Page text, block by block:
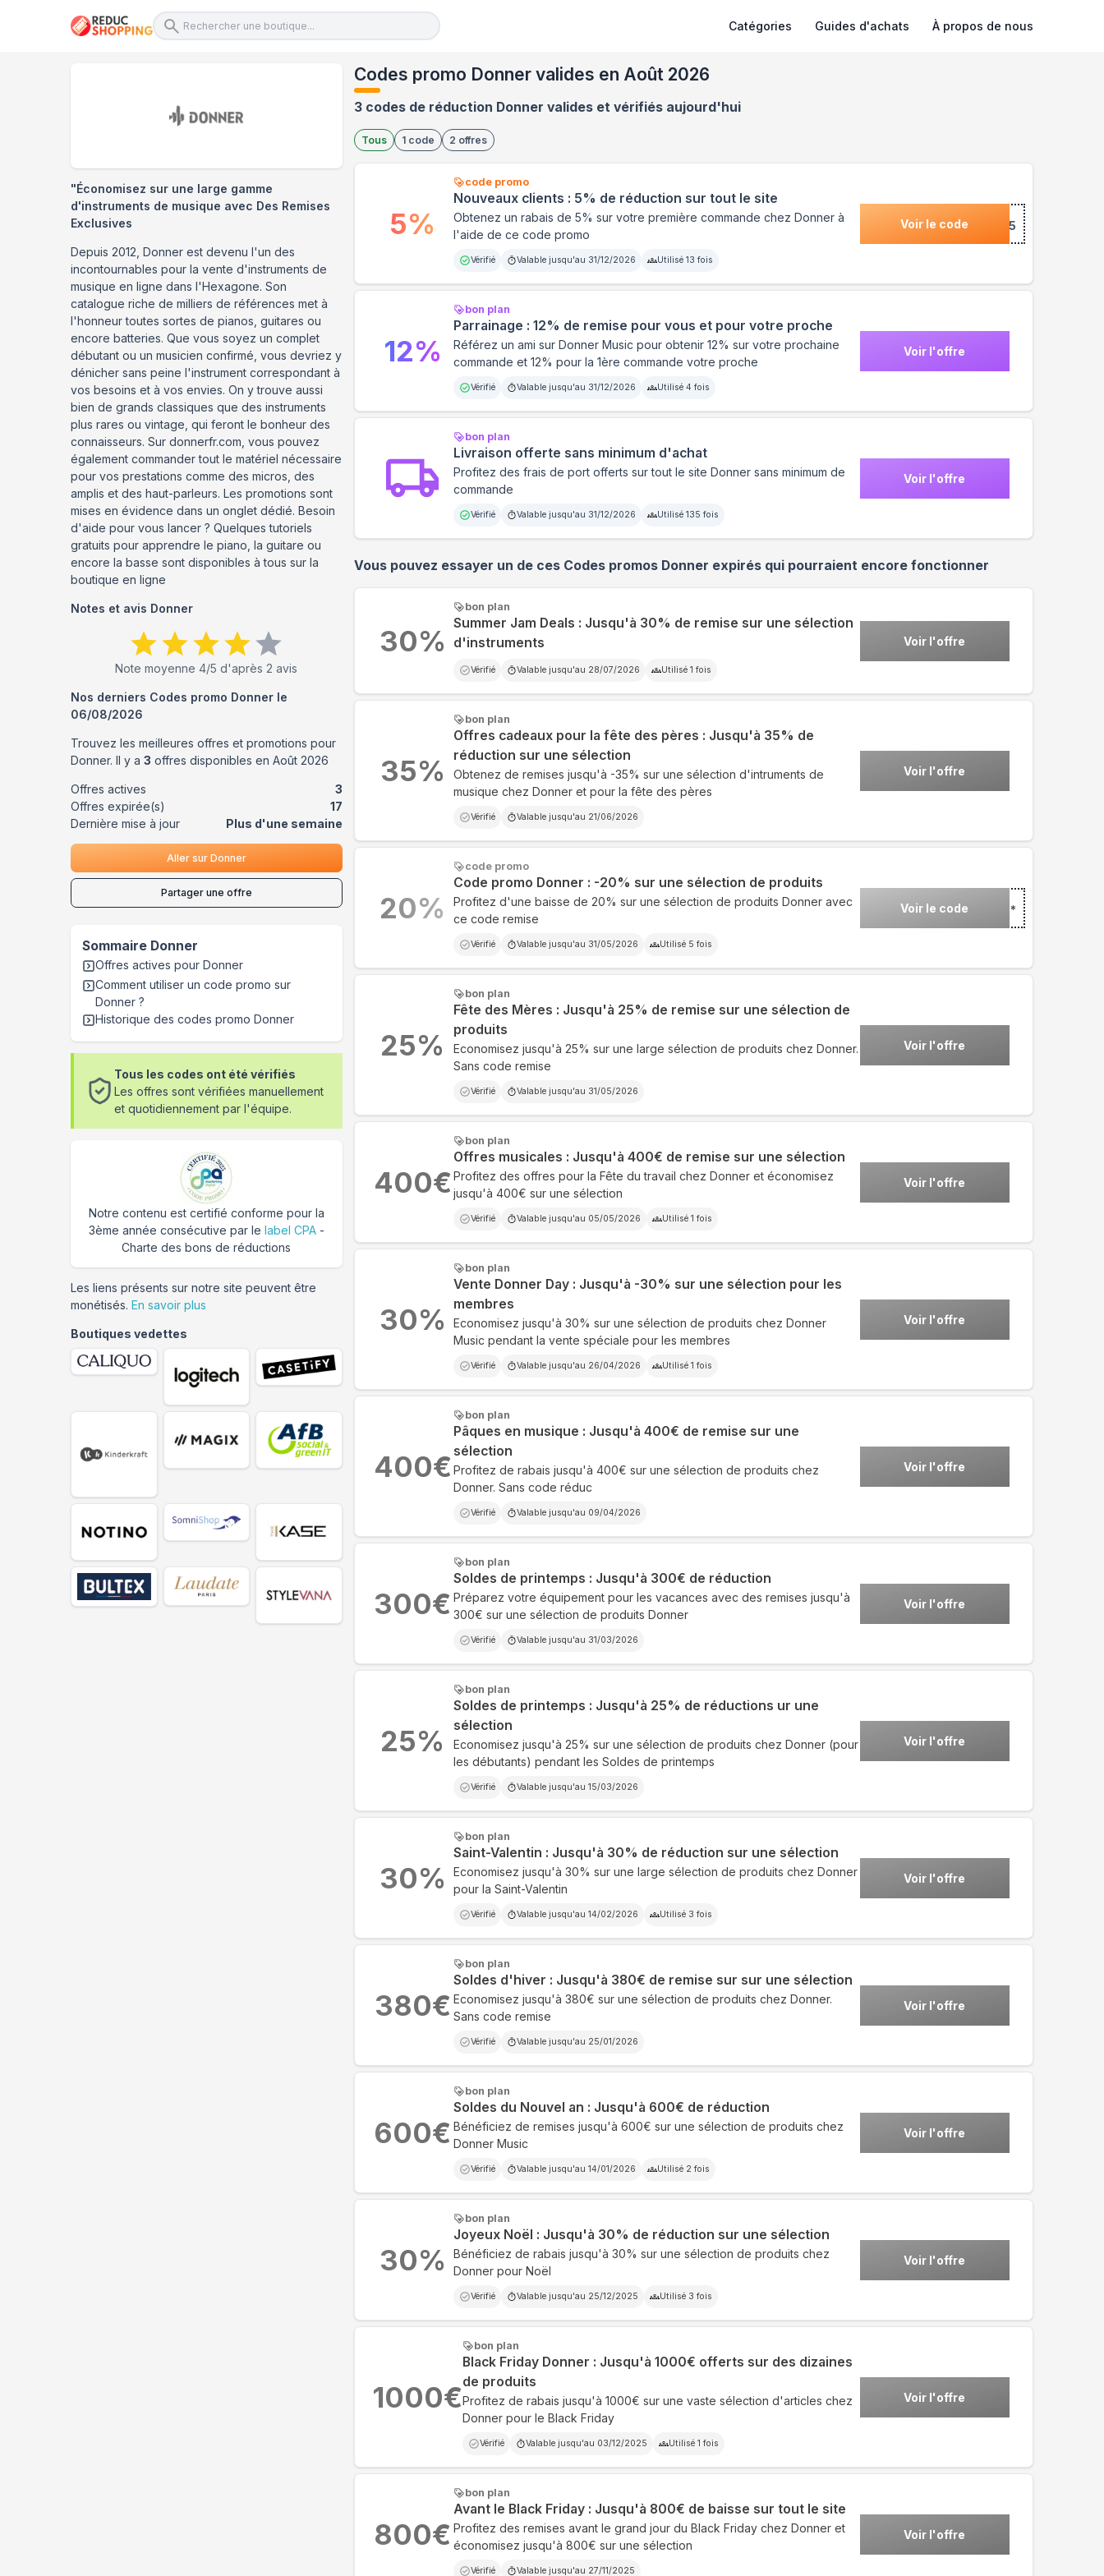
Catégories Guides d'achats À propos de nous
Codes promo Donner valides en Août 2026
3 codes de réduction Donner valides et vérifiés aujourd'hui
Tous 1 code 2 offres
code promo
Nouveaux clients : 5% de réduction sur tout le site
Obtenez un rabais de 5% sur votre première commande chez Donner à
l'aide de ce code promo
Vérifié Valable jusqu'au 31/12/2026 Utilisé 13 fois
Voir le code ***5
5%
bon plan
Parrainage : 12% de remise pour vous et pour votre proche
Référez un ami sur Donner Music pour obtenir 12% sur votre prochaine
commande et 12% pour la 1ère commande votre proche
Vérifié Valable jusqu'au 31/12/2026 Utilisé 4 fois
Voir l'offre
12%
bon plan
Livraison offerte sans minimum d'achat
Profitez des frais de port offerts sur tout le site Donner sans minimum de
commande
Vérifié Valable jusqu'au 31/12/2026 Utilisé 135 fois
Voir l'offre
Vous pouvez essayer un de ces Codes promos Donner expirés qui pourraient encore fonctionner
bon plan
Summer Jam Deals : Jusqu'à 30% de remise sur une sélection
d'instruments
Vérifié Valable jusqu'au 28/07/2026 Utilisé 1 fois
Voir l'offre
30%
bon plan
Offres cadeaux pour la fête des pères : Jusqu'à 35% de
réduction sur une sélection
Obtenez de remises jusqu'à -35% sur une sélection d'intruments de
musique chez Donner et pour la fête des pères
Vérifié Valable jusqu'au 21/06/2026
Voir l'offre
35%
code promo
Code promo Donner : -20% sur une sélection de produits
Profitez d'une baisse de 20% sur une sélection de produits Donner avec
ce code remise
Vérifié Valable jusqu'au 31/05/2026 Utilisé 5 fois
Voir le code ***
20%
bon plan
Fête des Mères : Jusqu'à 25% de remise sur une sélection de
produits
Economisez jusqu'à 25% sur une large sélection de produits chez Donner.
Sans code remise
Vérifié Valable jusqu'au 31/05/2026
Voir l'offre
25%
bon plan
Offres musicales : Jusqu'à 400€ de remise sur une sélection
Profitez des offres pour la Fête du travail chez Donner et économisez
jusqu'à 400€ sur une sélection
Vérifié Valable jusqu'au 05/05/2026 Utilisé 1 fois
Voir l'offre
400€
bon plan
Vente Donner Day : Jusqu'à -30% sur une sélection pour les
membres
Economisez jusqu'à 30% sur une sélection de produits chez Donner
Music pendant la vente spéciale pour les membres
Vérifié Valable jusqu'au 26/04/2026 Utilisé 1 fois
Voir l'offre
30%
bon plan
Pâques en musique : Jusqu'à 400€ de remise sur une
sélection
Profitez de rabais jusqu'à 400€ sur une sélection de produits chez
Donner. Sans code réduc
Vérifié Valable jusqu'au 09/04/2026
Voir l'offre
400€
bon plan
Soldes de printemps : Jusqu'à 300€ de réduction
Préparez votre équipement pour les vacances avec des remises jusqu'à
300€ sur une sélection de produits Donner
Vérifié Valable jusqu'au 31/03/2026
Voir l'offre
300€
bon plan
Soldes de printemps : Jusqu'à 25% de réductions ur une
sélection
Economisez jusqu'à 25% sur une sélection de produits chez Donner (pour
les débutants) pendant les Soldes de printemps
Vérifié Valable jusqu'au 15/03/2026
Voir l'offre
25%
bon plan
Saint-Valentin : Jusqu'à 30% de réduction sur une sélection
Economisez jusqu'à 30% sur une large sélection de produits chez Donner
pour la Saint-Valentin
Vérifié Valable jusqu'au 14/02/2026 Utilisé 3 fois
Voir l'offre
30%
bon plan
Soldes d'hiver : Jusqu'à 380€ de remise sur sur une sélection
Economisez jusqu'à 380€ sur une sélection de produits chez Donner.
Sans code remise
Vérifié Valable jusqu'au 25/01/2026
Voir l'offre
380€
bon plan
Soldes du Nouvel an : Jusqu'à 600€ de réduction
Bénéficiez de remises jusqu'à 600€ sur une sélection de produits chez
Donner Music
Vérifié Valable jusqu'au 14/01/2026 Utilisé 2 fois
Voir l'offre
600€
bon plan
Joyeux Noël : Jusqu'à 30% de réduction sur une sélection
Bénéficiez de rabais jusqu'à 30% sur une sélection de produits chez
Donner pour Noël
Vérifié Valable jusqu'au 25/12/2025 Utilisé 3 fois
Voir l'offre
30%
bon plan
Black Friday Donner : Jusqu'à 1000€ offerts sur des dizaines
de produits
Profitez de rabais jusqu'à 1000€ sur une vaste sélection d'articles chez
Donner pour le Black Friday
Vérifié Valable jusqu'au 03/12/2025 Utilisé 1 fois
Voir l'offre
1000€
bon plan
Avant le Black Friday : Jusqu'à 800€ de baisse sur tout le site
Profitez des remises avant le grand jour du Black Friday chez Donner et
économisez jusqu'à 800€ sur une sélection
Vérifié Valable jusqu'au 27/11/2025
Voir l'offre
800€
"Économisez sur une large gamme
d'instruments de musique avec Des Remises
Exclusives
Depuis 2012, Donner est devenu l'un des
incontournables pour la vente d'instruments de
musique en ligne dans l'Hexagone. Son
catalogue riche de milliers de références met à
l'honneur toutes sortes de pianos, guitares ou
encore batteries. Que vous soyez un complet
débutant ou un musicien confirmé, vous devriez y
dénicher sans peine l'instrument correspondant à
vos besoins et à vos envies. On y trouve aussi
bien de grands classiques que des instruments
plus rares ou vintage, qui feront le bonheur des
connaisseurs. Sur donnerfr.com, vous pouvez
également commander tout le matériel nécessaire
pour vos prestations comme des micros, des
amplis et des haut-parleurs. Les promotions sont
mises en évidence dans un onglet dédié. Besoin
d'aide pour vous lancer ? Quelques tutoriels
gratuits pour apprendre le piano, la guitare ou
encore la basse sont disponibles à tous sur la
boutique en ligne
Notes et avis Donner
Note moyenne4/5 d'après 2 avis
Nos derniers Codes promo Donner le
06/08/2026
Trouvez les meilleures offres et promotions pour
Donner. Il y a 3 offres disponibles en Août 2026
Offres actives
3
Offres expirée(s)
17
Dernière mise à jour
Plus d'une semaine
Aller sur Donner
Partager une offre
Sommaire Donner
Offres actives pour Donner
Comment utiliser un code promo sur
Donner ?
Historique des codes promo Donner
Tous les codes ont été vérifiés
Les offres sont vérifiées manuellement
et quotidiennement par l'équipe.
Notre contenu est certifié conforme pour la
3ème année consécutive par le label CPA-
Charte des bons de réductions
Les liens présents sur notre site peuvent être
monétisés. En savoir plus
Boutiques vedettes